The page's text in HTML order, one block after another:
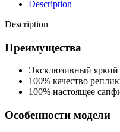
Description
Description
Преимущества
Эксклюзивный яркий
100% качество
100% настоящее
Особенности модели